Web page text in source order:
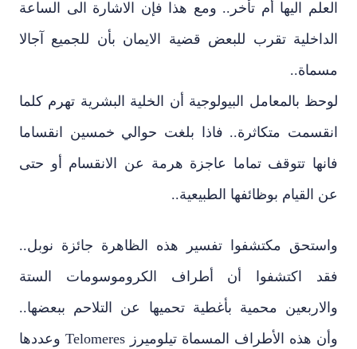
العلم اليها أم تأخر.. ومع هذا فإن الاشارة الى الساعة
الداخلية تقرب للبعض قضية الايمان بأن للجميع آجالا
مسماة..
لوحظ بالمعامل البيولوجية أن الخلية البشرية تهرم كلما
انقسمت متكاثرة.. فاذا بلغت حوالي خمسين انقساما
فانها تتوقف تماما عاجزة هرمة عن الانقسام أو حتى
عن القيام بوظائفها الطبيعية..
واستحق مكتشفوا تفسير هذه الظاهرة جائزة نوبل..
فقد اكتشفوا أن أطراف الكروموسومات الستة
والاربعين محمية بأغطية تحميها عن التلاحم ببعضها..
وأن هذه الأطراف المسماة تيلوميرز Telomeres وعددها